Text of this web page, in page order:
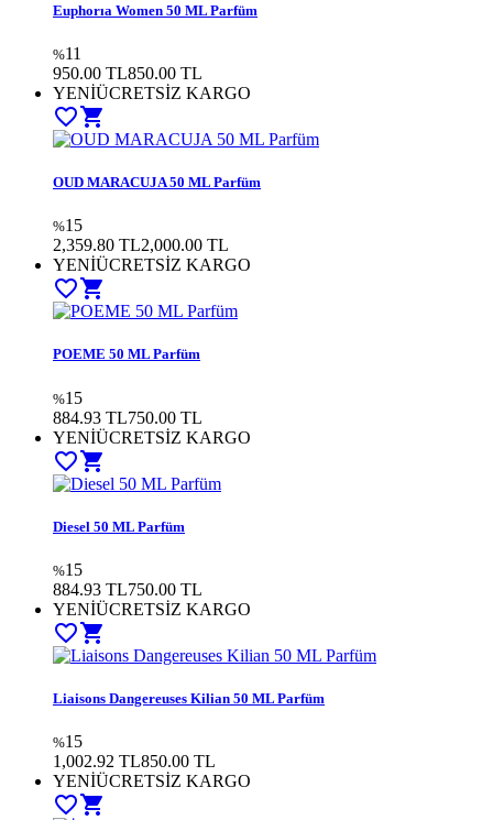
Euphorıa Women 50 ML Parfüm
%11
950.00 TL850.00 TL
YENİÜCRETSİZ KARGO
favorite_bordershopping_cart
OUD MARACUJA 50 ML Parfüm
%15
2,359.80 TL2,000.00 TL
YENİÜCRETSİZ KARGO
favorite_bordershopping_cart
POEME 50 ML Parfüm
%15
884.93 TL750.00 TL
YENİÜCRETSİZ KARGO
favorite_bordershopping_cart
Diesel 50 ML Parfüm
%15
884.93 TL750.00 TL
YENİÜCRETSİZ KARGO
favorite_bordershopping_cart
Liaisons Dangereuses Kilian 50 ML Parfüm
%15
1,002.92 TL850.00 TL
YENİÜCRETSİZ KARGO
favorite_bordershopping_cart